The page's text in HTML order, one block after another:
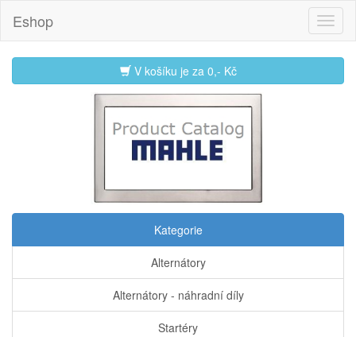
Eshop
V košíku je za 0,- Kč
Kategorie
Alternátory
Alternátory - náhradní díly
Startéry